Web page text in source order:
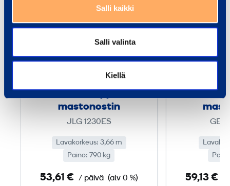
Salli kaikki
Salli valinta
Kiellä
k
y
t
t
i
n
Akku­käyttöinen
mastonostin
JLG 1230ES
Lavakorkeus: 3,66 m
Paino: 790 kg
53,61 € / päivä (alv 0 %) 59,13 €